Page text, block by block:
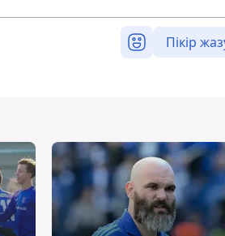
Пікір